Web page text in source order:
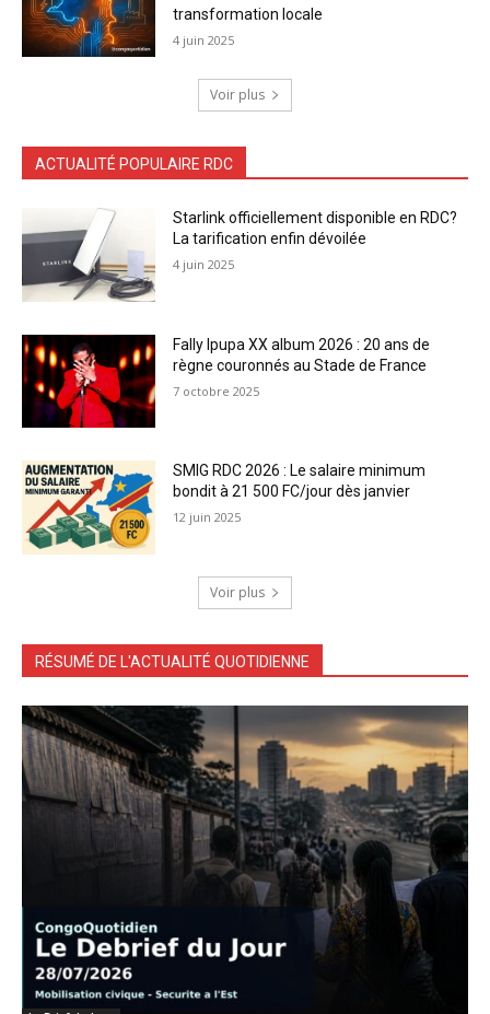
transformation locale
4 juin 2025
Voir plus
ACTUALITÉ POPULAIRE RDC
Starlink officiellement disponible en RDC?
La tarification enfin dévoilée
4 juin 2025
Fally Ipupa XX album 2026 : 20 ans de
règne couronnés au Stade de France
7 octobre 2025
SMIG RDC 2026 : Le salaire minimum
bondit à 21 500 FC/jour dès janvier
12 juin 2025
Voir plus
RÉSUMÉ DE L'ACTUALITÉ QUOTIDIENNE